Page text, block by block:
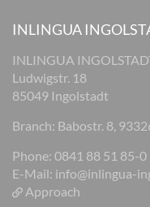
INLINGUA
INLINGUA
Ludwigstr. 18
85049 Ingolstadt
Branch: Babostr. 8,
Phone: 0841 88 51 85-0
E-Mail: info@inlingua-
Approach